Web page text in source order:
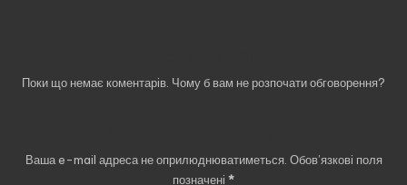
Поки що немає коментарів. Чому б вам не розпочати обговорення?
Ваша e-mail адреса не оприлюднюватиметься. Обов’язкові поля
позначені *